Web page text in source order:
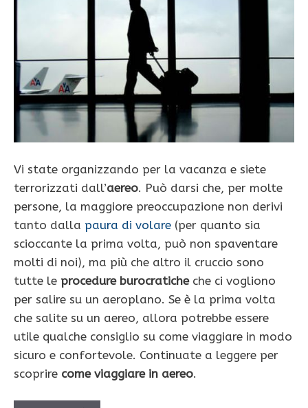
Vi state organizzando per la vacanza e siete
terrorizzati dall’aereo. Può darsi che, per molte
persone, la maggiore preoccupazione non derivi
tanto dalla paura di volare (per quanto sia
scioccante la prima volta, può non spaventare
molti di noi), ma più che altro il cruccio sono
tutte le procedure burocraticheche ci vogliono
per salire su un aeroplano. Se è la prima volta
che salite su un aereo, allora potrebbe essere
utile qualche consiglio su come viaggiare in modo
sicuro e confortevole. Continuate a leggere per
scoprire come viaggiare in aereo.